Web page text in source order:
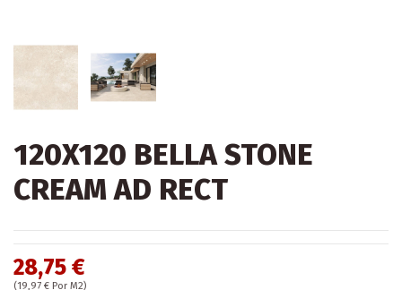
120X120 BELLA STONE
CREAM AD RECT
28,75 €
(19,97 € Por M2)